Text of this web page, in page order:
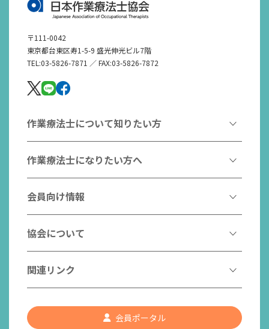
〒111-0042
東京都台東区寿1-5-9 盛光伸光ビル7階
TEL:03-5826-7871 ／ FAX:03-5826-7872
作業療法士について知りたい方
作業療法とは
作業療法士とは
はたらく作業療法士
作業療法士の支援を受ける
チームの中で活躍する作業療法士
認知症の方への作業療法
作業療法士になりたい方へ
作業療法士になるには
作業療法士として活躍する先輩
こんなところで活躍！作業療法士
入会案内
会員向け情報
協会からのお知らせ
研修会一覧
日本作業療法学会
協会について
会長挨拶
社員名簿
関連リンク
都道府県作業療法士会 会員ポータル